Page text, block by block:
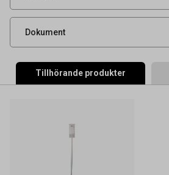
Dokument
Produktdatablad
Tillhörande produkter